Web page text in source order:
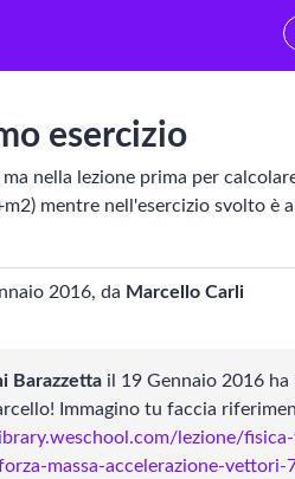
Educazione
FISICA
esercizio
ma nella lezione prima per
mentre nell'esercizio svolto è
2016, da Marcello Carli
Barazzettail 19 Gennaio 2016 ha
Immagino tu faccia
lezione/
massa-accelerazione-vettori-